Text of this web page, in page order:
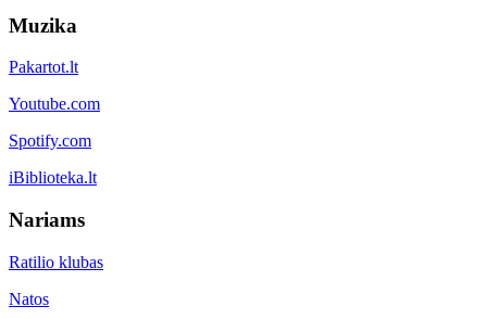
Muzika
Pakartot.lt
Youtube.com
Spotify.com
iBiblioteka.lt
Nariams
Ratilio klubas
Natos